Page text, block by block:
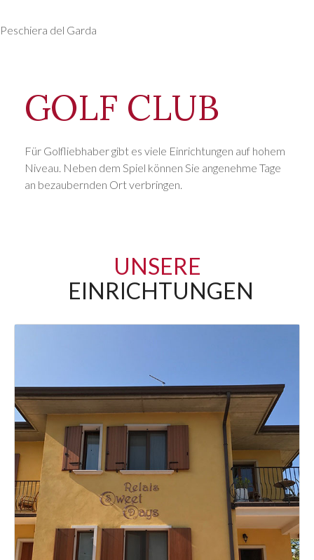
Peschiera del Garda
GOLF CLUB
Für Golfliebhaber gibt es viele Einrichtungen auf hohem
Niveau. Neben dem Spiel können Sie angenehme Tage
an bezaubernden Ort verbringen.
UNSERE
EINRICHTUNGEN